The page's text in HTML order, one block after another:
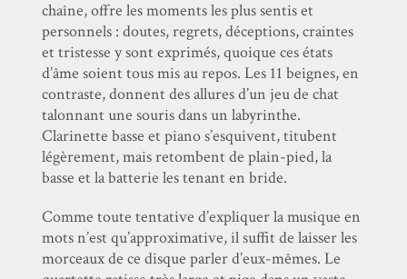
chaîne, offre les moments les plus sentis et
personnels : doutes, regrets, déceptions, craintes
et tristesse y sont exprimés, quoique ces états
d’âme soient tous mis au repos. Les 11 beignes, en
contraste, donnent des allures d’un jeu de chat
talonnant une souris dans un labyrinthe.
Clarinette basse et piano s’esquivent, titubent
légèrement, mais retombent de plain-pied, la
basse et la batterie les tenant en bride.
Comme toute tentative d’expliquer la musique en
mots n’est qu’approximative, il suffit de laisser les
morceaux de ce disque parler d’eux-mêmes. Le